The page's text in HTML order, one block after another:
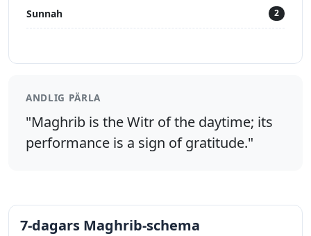
Sunnah 2
ANDLIG PÄRLA
"Maghrib is the Witr of the daytime; its
performance is a sign of gratitude."
7-dagars Maghrib-schema